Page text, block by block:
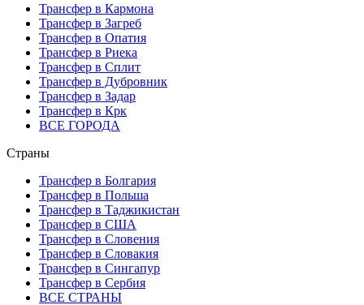
Трансфер в Кармона
Трансфер в Загреб
Трансфер в Опатия
Трансфер в Риека
Трансфер в Сплит
Трансфер в Дубровник
Трансфер в Задар
Трансфер в Крк
ВСЕ ГОРОДА
Страны
Трансфер в Болгария
Трансфер в Польша
Трансфер в Таджикистан
Трансфер в США
Трансфер в Словения
Трансфер в Словакия
Трансфер в Сингапур
Трансфер в Сербия
ВСЕ СТРАНЫ